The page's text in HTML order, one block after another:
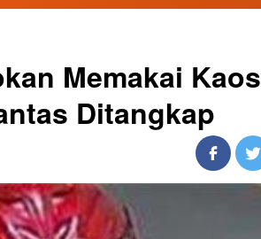
Memakai Kaos
Ditangkap